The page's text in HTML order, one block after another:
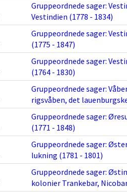
Gruppeordnede sager:
Vestindien (1778 - 1834)
Gruppeordnede sager:
(1775 - 1847)
Gruppeordnede sager:
(1764 - 1830)
Gruppeordnede sager:
rigsvåben, det
Gruppeordnede sager:
(1771 - 1848)
Gruppeordnede sager:
lukning (1781 - 1801)
Gruppeordnede sager:
kolonier Trankebar,